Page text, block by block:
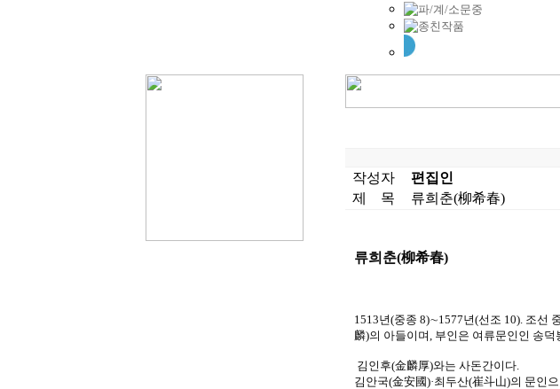
작성자
편집인
제 목
류희춘(柳希春)
류희춘(柳希春)
1513년(중종 8)∼1577년(선조 10). 조선
麟)의 아들이며, 부인은 여류문인인 송덕
김인후(金麟厚)와는 사돈간이다.
김안국(金安國)·최두산(崔斗山)의 문인